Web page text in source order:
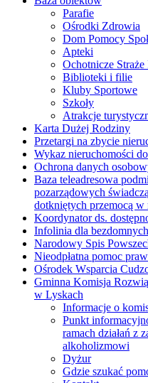
Parafie
Ośrodki Zdrowia
Dom Pomocy
Apteki
Ochotnicze Straże
Biblioteki i filie
Kluby Sportowe
Szkoły
Atrakcje
Karta Dużej Rodziny
Przetargi na zbycie
Wykaz nieruchomości
Ochrona danych
Baza teleadresowa
pozarządowych
dotkniętych przemocą w
Koordynator ds.
Infolinia dla bezdomnych
Narodowy Spis
Nieodpłatna pomoc
Ośrodek Wsparcia
Gminna Komisja
w Lyskach
Informacje o
Punkt
ramach działań z
alkoholizmowi
Dyżur
Gdzie szukać